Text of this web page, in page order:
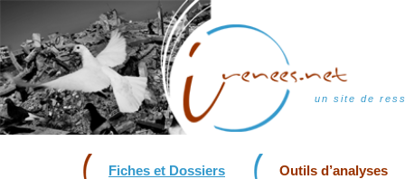
un site de
Fiches et Dossiers Outils d’analyses